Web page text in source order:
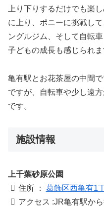
上り下りするだけでも楽
に上り、ポニーに挑戦し
ングルジム、そして自転
子どもの成長も感じられま
亀有駅とお花茶屋の中間
ですが、自転車や少し遠
です。
施設情報
上千葉砂原公園
住所 ： 葛飾区西亀有1
アクセス :JR亀有駅か